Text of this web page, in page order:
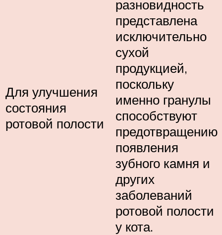
Для улучшения
состояния
ротовой полости
разновидность
представлена
исключительно
сухой
продукцией,
поскольку
именно гранулы
способствуют
предотвращению
появления
зубного камня и
других
заболеваний
ротовой полости
у кота.